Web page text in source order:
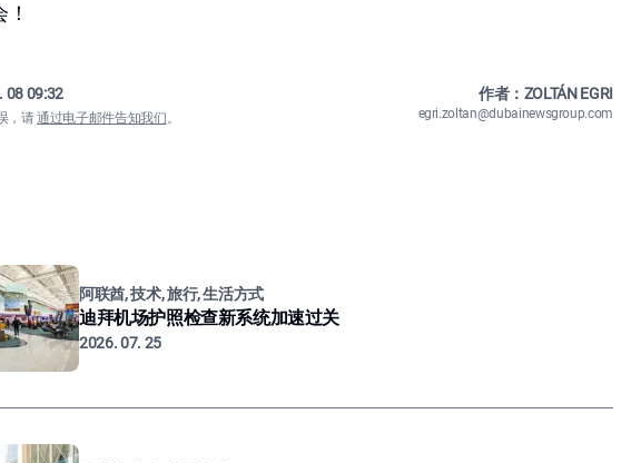
08 09:32
，请通过电子邮件告知我们。
作者：ZOLTÁN EGRI
egri.zoltan@dubainewsgroup.com
阿联酋, 技术, 旅行, 生活方式
迪拜机场护照检查新系统加速过关
2026. 07. 25